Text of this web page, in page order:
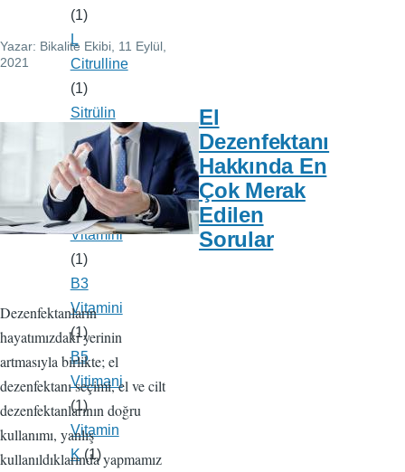
Yazar: Bikalite Ekibi, 11 Eylül,
2021
El
Dezenfektanı
Hakkında En
Çok Merak
Edilen
Sorular
Dezenfektanların
hayatımızdaki yerinin
artmasıyla birlikte; el
dezenfektanı seçimi, el ve cilt
dezenfektanlarının doğru
kullanımı, yanlış
kullanıldıklarında yapmamız
(1)
L
Citrulline
(1)
Sitrülin
(1)
Protein
(1)
B2
Vitamini
(1)
B3
Vitamini
(1)
B5
Vitimani
(1)
Vitamin
K(1)